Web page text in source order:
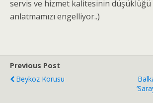
servis ve hizmet kalitesinin düşüklüğü
anlatmamızı engelliyor..)
Previous Post
Beykoz Korusu